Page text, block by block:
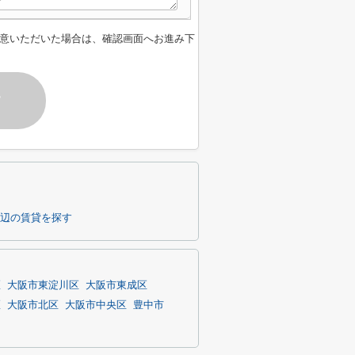
いただいた場合は、確認画面へお進み下
の賃貸を探す
大阪市東淀川区
大阪市東成区
大阪市北区 大阪市中央区 豊中市